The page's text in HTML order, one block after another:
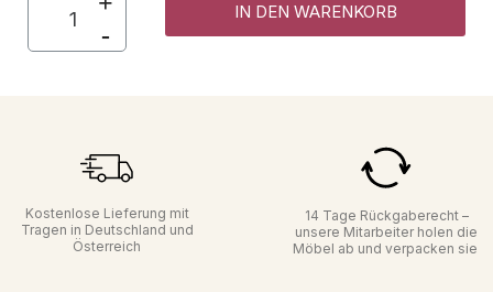
IN DEN WARENKORB
Kostenlose Lieferung mit
Tragen in Deutschland und
Österreich
14 Tage Rückgaberecht –
unsere Mitarbeiter holen die
Möbel ab und verpacken sie